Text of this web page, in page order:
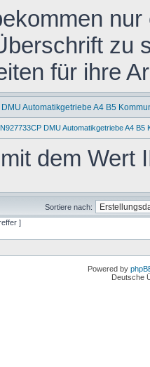
zu
für ihre
Automatikgetriebe A4 B5
DMU Automatikgetriebe A4 B5
dem Wert
Sortiere nach:
]
Powered by
Deutsche